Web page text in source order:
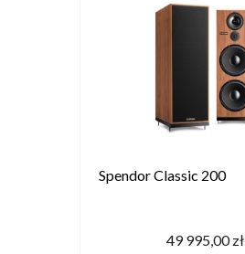
Spendor Classic 200
49 995,00 zł